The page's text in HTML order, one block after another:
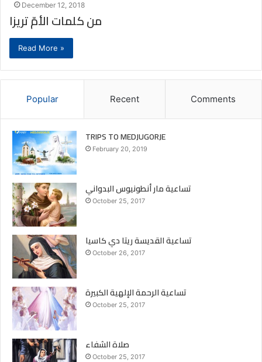
December 12, 2018
من كلمات الأمّ تريزا
Read More »
Popular Recent Comments
TRIPS TO MEDJUGORJE
February 20, 2019
تساعية مار أنطونيوس البدواني
October 25, 2017
تساعية القديسة ريتا دي كاسيا
October 26, 2017
تساعية الرحمة الإلهية الكبيرة
October 25, 2017
صلاة الشفاء
October 25, 2017